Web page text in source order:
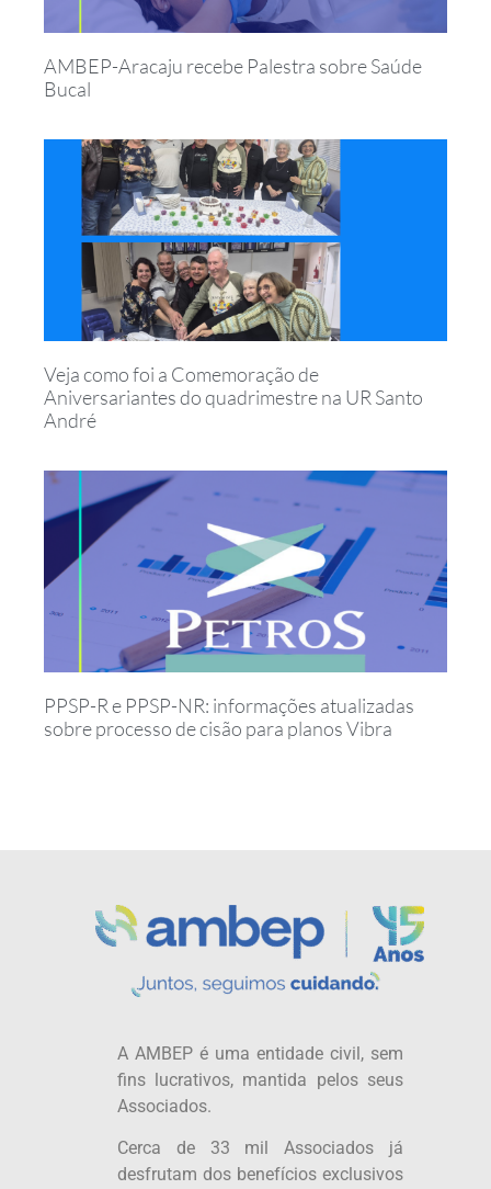
AMBEP-Aracaju recebe Palestra sobre Saúde
Bucal
Veja como foi a Comemoração de
Aniversariantes do quadrimestre na UR Santo
André
PPSP-R e PPSP-NR: informações atualizadas
sobre processo de cisão para planos Vibra
A AMBEP é uma entidade civil, sem
fins lucrativos, mantida pelos seus
Associados.
Cerca de 33 mil Associados já
desfrutam dos benefícios exclusivos